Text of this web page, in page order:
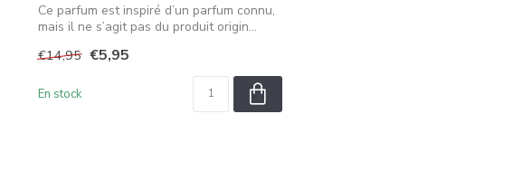
Ce parfum est inspiré d’un parfum connu,
mais il ne s’agit pas du produit origin...
€14,95 €5,95
En stock